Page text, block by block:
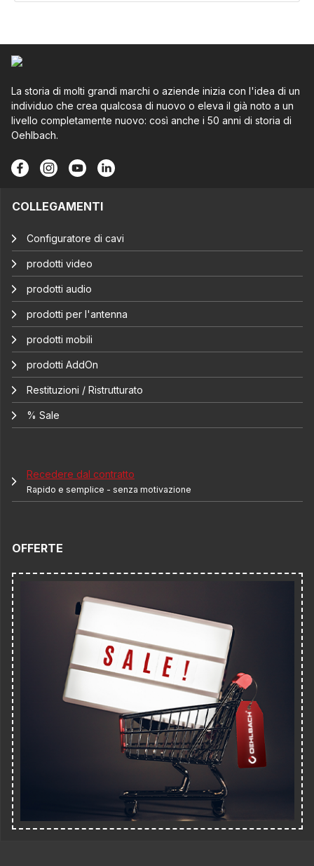
La storia di molti grandi marchi o aziende inizia con l'idea di un
individuo che crea qualcosa di nuovo o eleva il già noto a un
livello completamente nuovo: così anche i 50 anni di storia di
Oehlbach.
COLLEGAMENTI
Configuratore di cavi
prodotti video
prodotti audio
prodotti per l'antenna
prodotti mobili
prodotti AddOn
Restituzioni / Ristrutturato
% Sale
Recedere dal contratto
Rapido e semplice - senza motivazione
OFFERTE